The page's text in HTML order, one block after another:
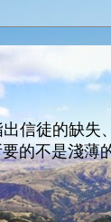
信徒的缺
的不是淺